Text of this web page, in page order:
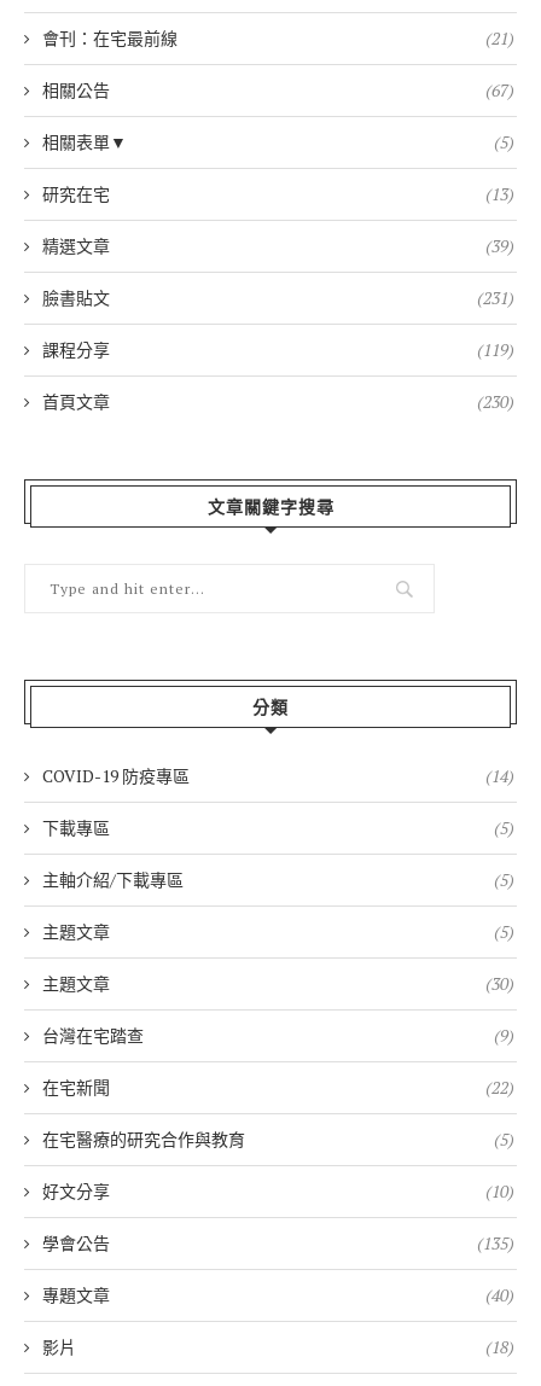
會刊：在宅最前線 (21)
相關公告 (67)
相關表單▼ (5)
研究在宅 (13)
精選文章 (39)
臉書貼文 (231)
課程分享 (119)
首頁文章 (230)
文章關鍵字搜尋
分類
COVID-19 防疫專區 (14)
下載專區 (5)
主軸介紹/下載專區 (5)
主題文章 (5)
主題文章 (30)
台灣在宅踏查 (9)
在宅新聞 (22)
在宅醫療的研究合作與教育 (5)
好文分享 (10)
學會公告 (135)
專題文章 (40)
影片 (18)